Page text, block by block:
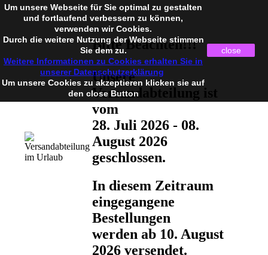
Bitte Beachten!!!
Unsere
Versandabteilung ist
vom
28. Juli 2026 - 08.
August 2026
geschlossen.
In diesem Zeitraum
eingegangene
Bestellungen
werden ab 10. August
2026 versendet.
Um unsere Webseite für Sie optimal zu gestalten
und fortlaufend verbessern zu können,
verwenden wir Cookies.
Durch die weitere Nutzung der Webseite stimmen
Sie dem zu.
Weitere Informationen zu Cookies erhalten Sie in
unserer Datenschutzerklärung
Um unsere Cookies zu akzeptieren klicken sie auf
den close Button
close